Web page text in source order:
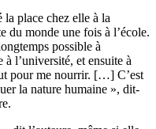
la place chez elle à la
du monde une fois à l’école.
possible à
l’université, et ensuite à
pour me nourrir. […] C’est
la nature humaine », dit-